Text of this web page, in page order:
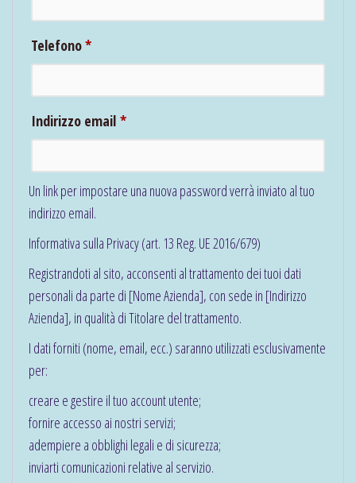
Telefono*
Indirizzo email *Richiesto
Un link per impostare una nuova password verrà inviato al tuo
indirizzo email.
Informativa sulla Privacy (art. 13 Reg. UE 2016/679)
Registrandoti al sito, acconsenti al trattamento dei tuoi dati
personali da parte di [Nome Azienda], con sede in [Indirizzo
Azienda], in qualità di Titolare del trattamento.
I dati forniti (nome, email, ecc.) saranno utilizzati esclusivamente
per:
creare e gestire il tuo account utente;
fornire accesso ai nostri servizi;
adempiere a obblighi legali e di sicurezza;
inviarti comunicazioni relative al servizio.